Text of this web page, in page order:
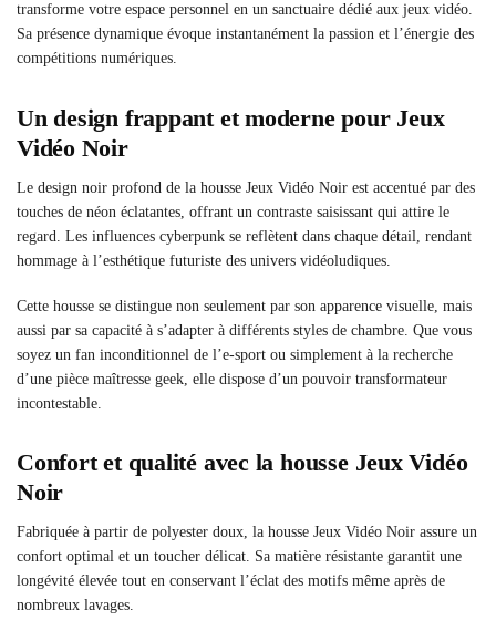
transforme votre espace personnel en un sanctuaire dédié aux jeux vidéo.
Sa présence dynamique évoque instantanément la passion et l’énergie des
compétitions numériques.
Un design frappant et moderne pour Jeux
Vidéo Noir
Le design noir profond de la housse Jeux Vidéo Noir est accentué par des
touches de néon éclatantes, offrant un contraste saisissant qui attire le
regard. Les influences cyberpunk se reflètent dans chaque détail, rendant
hommage à l’esthétique futuriste des univers vidéoludiques.
Cette housse se distingue non seulement par son apparence visuelle, mais
aussi par sa capacité à s’adapter à différents styles de chambre. Que vous
soyez un fan inconditionnel de l’e-sport ou simplement à la recherche
d’une pièce maîtresse geek, elle dispose d’un pouvoir transformateur
incontestable.
Confort et qualité avec la housse Jeux Vidéo
Noir
Fabriquée à partir de polyester doux, la housse Jeux Vidéo Noir assure un
confort optimal et un toucher délicat. Sa matière résistante garantit une
longévité élevée tout en conservant l’éclat des motifs même après de
nombreux lavages.